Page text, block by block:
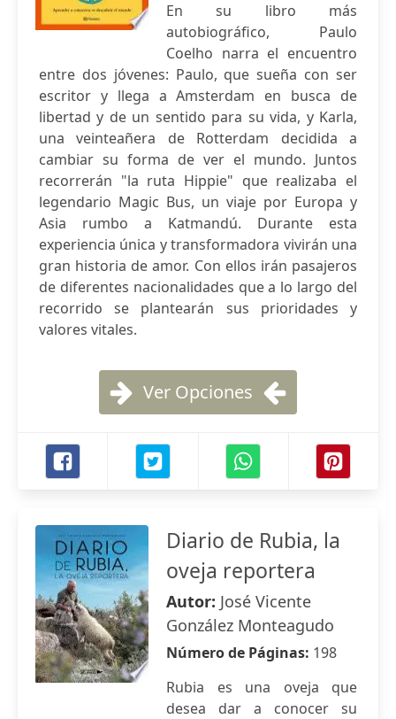
En su libro más
autobiográfico, Paulo
Coelho narra el encuentro
entre dos jóvenes: Paulo, que sueña con ser
escritor y llega a Amsterdam en busca de
libertad y de un sentido para su vida, y Karla,
una veinteañera de Rotterdam decidida a
cambiar su forma de ver el mundo. Juntos
recorrerán "la ruta Hippie" que realizaba el
legendario Magic Bus, un viaje por Europa y
Asia rumbo a Katmandú. Durante esta
experiencia única y transformadora vivirán una
gran historia de amor. Con ellos irán pasajeros
de diferentes nacionalidades que a lo largo del
recorrido se plantearán sus prioridades y
valores vitales.
Ver Opciones
Diario de Rubia, la
oveja reportera
Autor: José Vicente
González Monteagudo
Número de Páginas: 198
Rubia es una oveja que
desea dar a conocer su